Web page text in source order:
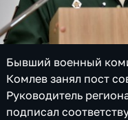
Бывший военный
Комлев занял пост
Руководитель
подписал